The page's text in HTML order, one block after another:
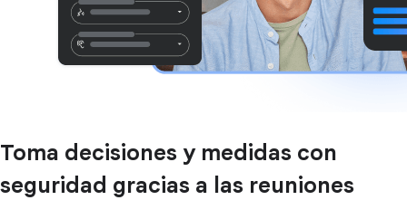
Toma decisiones y medidas con
seguridad gracias a las reuniones